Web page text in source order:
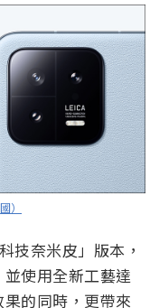
）
技奈米皮」版本，
使用全新工藝達
的同時，更帶來